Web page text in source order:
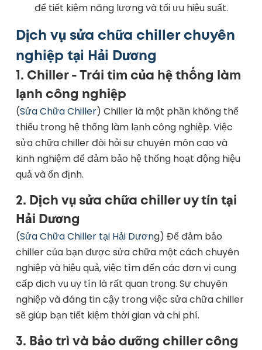
để tiết kiệm năng lượng và tối ưu hiệu suất.
Dịch vụ sửa chữa chiller chuyên
nghiệp tại Hải Dương
1. Chiller - Trái tim của hệ thống làm
lạnh công nghiệp
(Sửa Chữa Chiller) Chiller là một phần không thể
thiếu trong hệ thống làm lạnh công nghiệp. Việc
sửa chữa chiller đòi hỏi sự chuyên môn cao và
kinh nghiệm để đảm bảo hệ thống hoạt động hiệu
quả và ổn định.
2. Dịch vụ sửa chữa chiller uy tín tại
Hải Dương
(Sửa Chữa Chiller tại Hải Dương) Để đảm bảo
chiller của bạn được sửa chữa một cách chuyên
nghiệp và hiệu quả, việc tìm đến các đơn vị cung
cấp dịch vụ uy tín là rất quan trọng. Sự chuyên
nghiệp và đáng tin cậy trong việc sửa chữa chiller
sẽ giúp bạn tiết kiệm thời gian và chi phí.
3. Bảo trì và bảo dưỡng chiller công